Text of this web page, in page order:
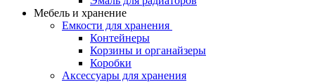
Мебель и хранение
Емкости для хранения
Контейнеры
Корзины и органайзеры
Коробки
Аксессуары для хранения